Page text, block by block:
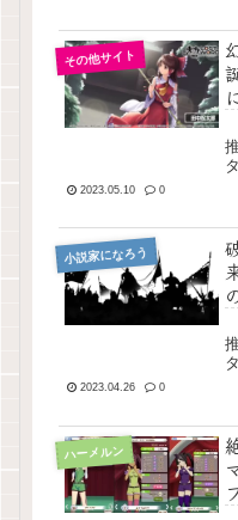
その他サイト
2023.05.10 0
小説家になろう
2023.04.26 0
ハーメルン